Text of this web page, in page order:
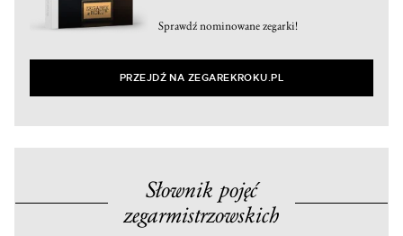
Sprawdź nominowane zegarki!
PRZEJDŹ NA ZEGAREKROKU.PL
Słownik pojęć
zegarmistrzowskich